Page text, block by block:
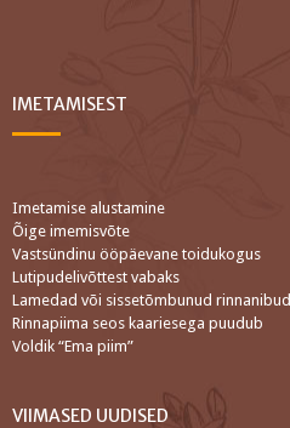
IMETAMISEST
Imetamise alustamine
Õige imemisvõte
Vastsündinu ööpäevane toidukogus
Lutipudelivõttest vabaks
Lamedad või sissetõmbunud rinnanibud
Rinnapiima seos kaariesega puudub
Voldik “Ema piim”
VIIMASED UUDISED